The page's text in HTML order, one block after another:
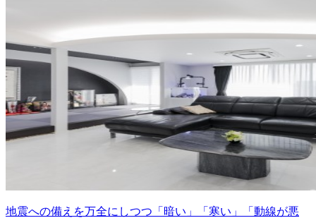
地震への備えを万全にしつつ「暗い」「寒い」「動線が悪